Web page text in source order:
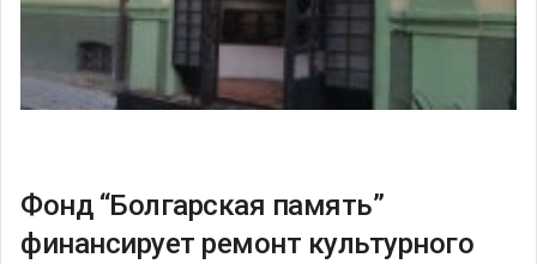
Фонд “Болгарская память”
финансирует ремонт культурного